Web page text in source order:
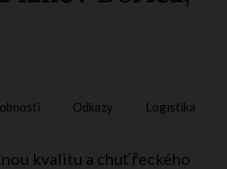
Odkazy Logistika
kvalitu a chuť řeckého